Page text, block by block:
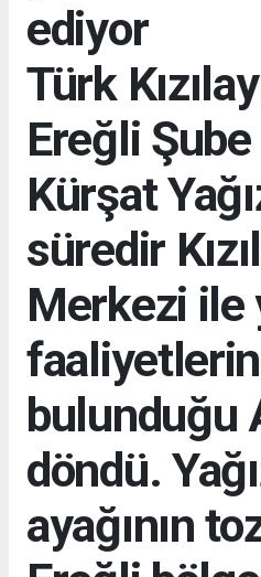
ediyor
Türk
Ereğli Şube
Kürşat
süredir
Merkezi ile
bulunduğu
döndü.
ayağının